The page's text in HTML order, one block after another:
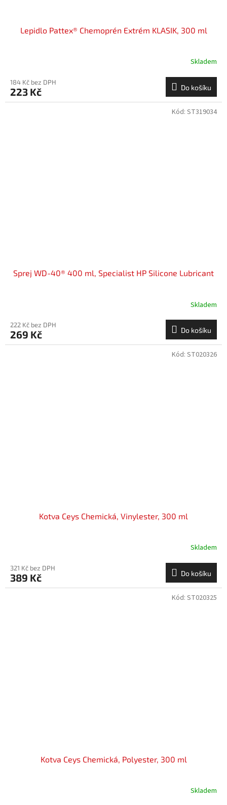
Lepidlo Pattex® Chemoprén Extrém KLASIK, 300 ml
Skladem
184 Kč bez DPH
223 Kč Do košíku
Sprej WD-40® 400 ml, Specialist HP Silicone Lubricant
Skladem
222 Kč bez DPH
269 Kč Do košíku
Kód: ST319034
Kotva Ceys Chemická, Vinylester, 300 ml
Skladem
321 Kč bez DPH
389 Kč Do košíku
Kód: ST020326
Kotva Ceys Chemická, Polyester, 300 ml
Skladem
Kód: ST020325